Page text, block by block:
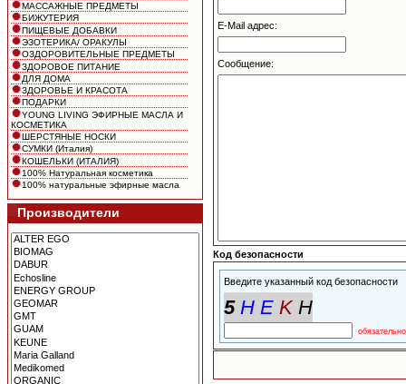
МАССАЖНЫЕ ПРЕДМЕТЫ
БИЖУТЕРИЯ
ПИЩЕВЫЕ ДОБАВКИ
ЭЗОТЕРИКА/ ОРАКУЛЫ
ОЗДОРОВИТЕЛЬНЫЕ ПРЕДМЕТЫ
ЗДОРОВОЕ ПИТАНИЕ
ДЛЯ ДОМА
ЗДОРОВЬЕ И КРАСОТА
ПОДАРКИ
YOUNG LIVING ЭФИРНЫЕ МАСЛА И
КОСМЕТИКА
ШЕРСТЯНЫЕ НОСКИ
СУМКИ (Италия)
КОШЕЛЬКИ (ИТАЛИЯ)
100% Натуральная косметика
100% натуральные эфирные масла
Производители
E-Mail адрес:
Сообщение:
Код безопасности
Введите указанный код безопасности